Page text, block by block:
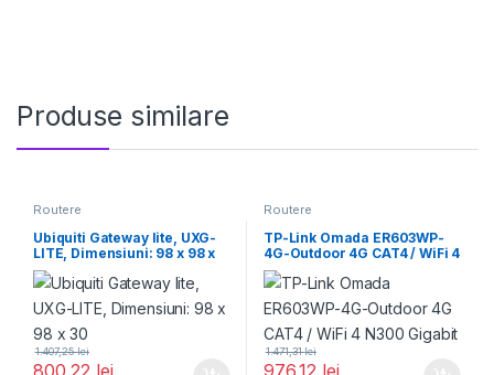
Produse similare
Routere
Ubiquiti Gateway lite, UXG-
LITE, Dimensiuni: 98 x 98 x
30
800,22 lei
1.407,25lei
Routere
TP-Link Omada ER603WP-
4G-Outdoor 4G CAT4 / WiFi 4
N300 Gigabit
976,12 lei
1.471,31lei